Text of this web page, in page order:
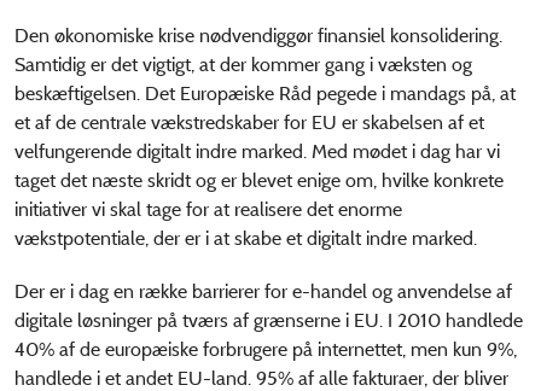
Den økonomiske krise nødvendiggør finansiel konsolidering.
Samtidig er det vigtigt, at der kommer gang i væksten og
beskæftigelsen. Det Europæiske Råd pegede i mandags på, at
et af de centrale vækstredskaber for EU er skabelsen af et
velfungerende digitalt indre marked. Med mødet i dag har vi
taget det næste skridt og er blevet enige om, hvilke konkrete
initiativer vi skal tage for at realisere det enorme
vækstpotentiale, der er i at skabe et digitalt indre marked.
Der er i dag en række barrierer for e-handel og anvendelse af
digitale løsninger på tværs af grænserne i EU. I 2010 handlede
40% af de europæiske forbrugere på internettet, men kun 9%,
handlede i et andet EU-land. 95% af alle fakturaer, der bliver